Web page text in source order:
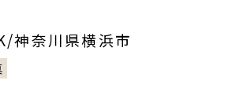
神奈川県横浜市